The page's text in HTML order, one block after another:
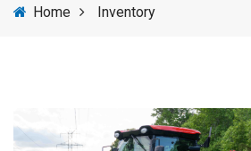
NEWS
Home Inventory